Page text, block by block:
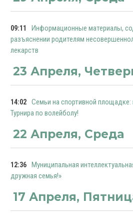
09:11
Информационные материалы,
разъяснении родителям
лекарств
23 Апреля,
14:02
Семьи на спортивной площадке:
Турнира по волейболу!
22 Апреля, Среда
12:36
Муниципальная
дружная семья!»
17 Апреля,